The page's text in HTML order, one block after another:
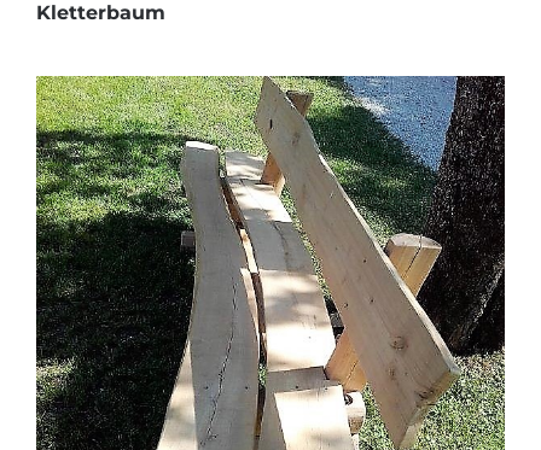
Kletterbaum